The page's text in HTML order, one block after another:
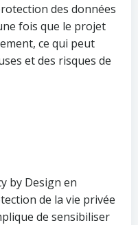
des données
fois que le projet
ce qui peut
et des risques de
by Design en
de la vie privée
de sensibiliser